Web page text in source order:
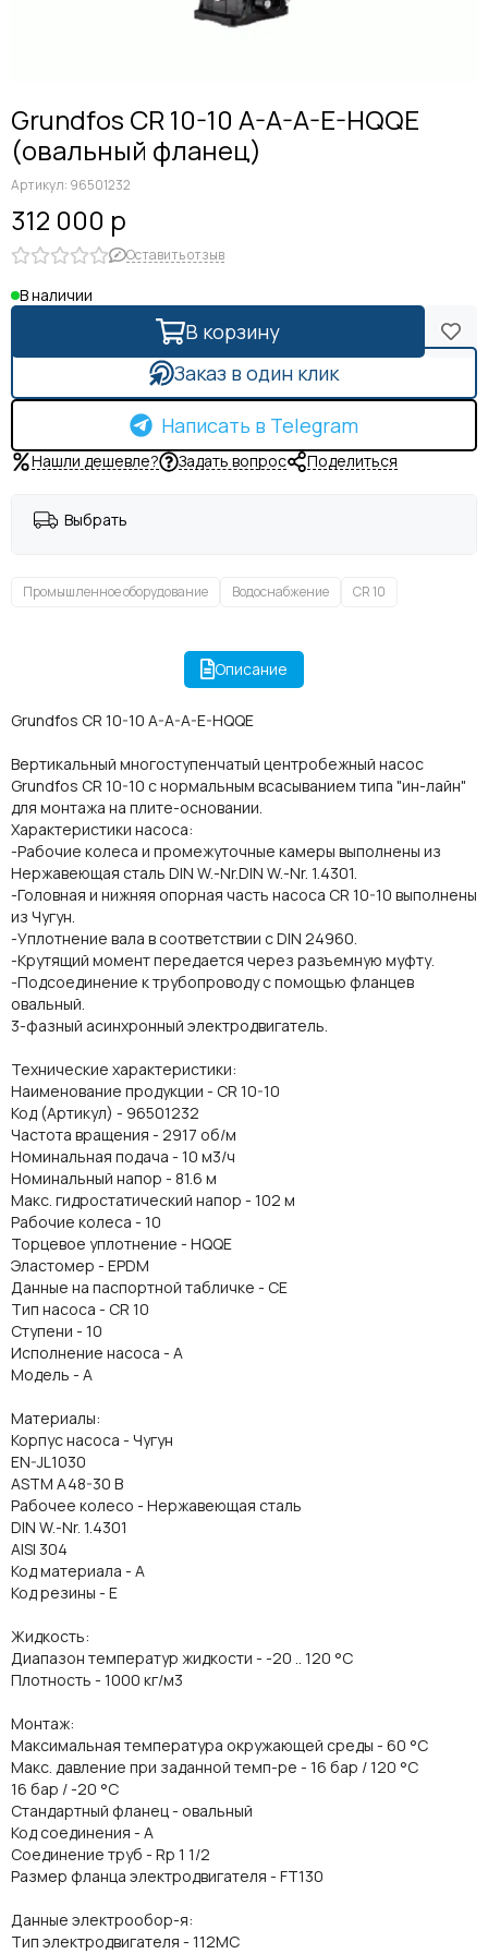
Grundfos CR 10-10 A-A-A-E-HQQE
(овальный фланец)
Артикул: 96501232
312 000 р
Оставить отзыв
В наличии
В корзину
Заказ в один клик
Написать в Telegram
Нашли дешевле? Задать вопрос Поделиться
Выбрать
Промышленное оборудование Водоснабжение CR 10
Описание
Grundfos CR 10-10 A-A-A-E-HQQE
Вертикальный многоступенчатый центробежный насос
Grundfos CR 10-10 с нормальным всасыванием типа "ин-лайн"
для монтажа на плите-основании.
Характеристики насоса:
-Рабочие колеса и промежуточные камеры выполнены из
Нержавеющая сталь DIN W.-Nr.DIN W.-Nr. 1.4301.
-Головная и нижняя опорная часть насоса CR 10-10 выполнены
из Чугун.
-Уплотнение вала в соответствии с DIN 24960.
-Крутящий момент передается через разъемную муфту.
-Подсоединение к трубопроводу с помощью фланцев
овальный.
3-фазный асинхронный электродвигатель.
Технические характеристики:
Наименование продукции - CR 10-10
Код (Артикул) - 96501232
Частота вращения - 2917 об/м
Номинальная подача - 10 м3/ч
Номинальный напор - 81.6 м
Макс. гидростатический напор - 102 м
Рабочие колеса - 10
Торцевое уплотнение - HQQE
Эластомер - EPDM
Данные на паспортной табличке - CE
Тип насоса - CR 10
Ступени - 10
Исполнение насоса - A
Модель - A
Материалы:
Корпус насоса - Чугун
EN-JL1030
ASTM A48-30 B
Рабочее колесо - Нержавеющая сталь
DIN W.-Nr. 1.4301
AISI 304
Код материала - A
Код резины - E
Жидкость:
Диапазон температур жидкости - -20 .. 120 °C
Плотность - 1000 кг/м3
Монтаж:
Максимальная температура окружающей среды - 60 °C
Макс. давление при заданной темп-ре - 16 бар / 120 °C
16 бар / -20 °C
Стандартный фланец - овальный
Код соединения - A
Соединение труб - Rp 1 1/2
Размер фланца электродвигателя - FT130
Данные электрообор-я:
Тип электродвигателя - 112MC